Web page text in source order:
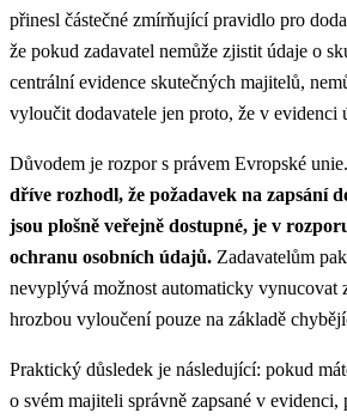
přinesl částečné zmírňující pravidlo pro
že pokud zadavatel nemůže zjistit údaje o
centrální evidence skutečných majitelů,
vyloučit dodavatele jen proto, že v evidenci
Důvodem je rozpor s právem Evropské unie.
dříve rozhodl, že požadavek na zapsání
jsou plošně veřejně dostupné, je v
ochranu osobních údajů. Zadavatelům
nevyplývá možnost automaticky vynucovat
hrozbou vyloučení pouze na základě
Praktický důsledek je následující: pokud
o svém majiteli správně zapsané v evidenci,